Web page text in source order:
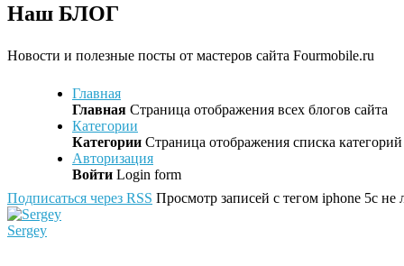
Наш БЛОГ
Новости и полезные посты от мастеров сайта Fourmobile.ru
Главная
Главная Страница отображения всех блогов сайта
Категории
Категории Страница отображения списка
Авторизация
Войти Login form
Подписаться через RSS Просмотр записей с тегом iphone 5c не
Sergey